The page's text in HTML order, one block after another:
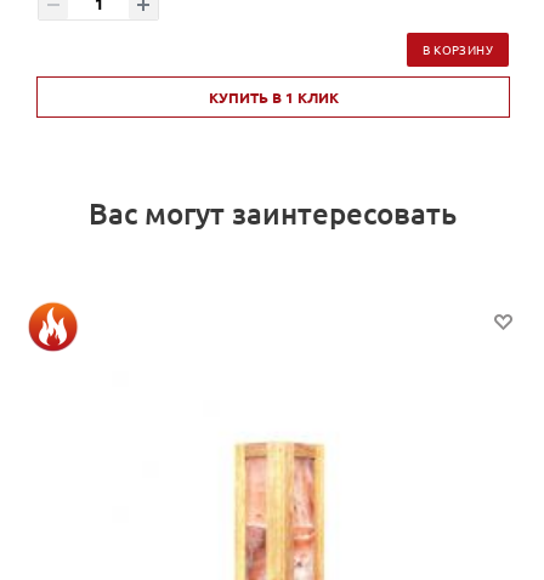
В КОРЗИНУ
КУПИТЬ В 1 КЛИК
Вас могут заинтересовать